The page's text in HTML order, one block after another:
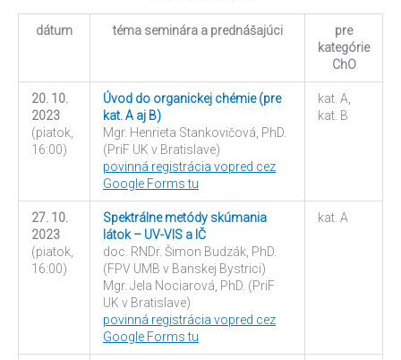
dátum téma seminára a prednášajúci
pre
kategórie
ChO
20. 10.
2023
(piatok,
16:00)
Úvod do organickej chémie (pre
kat. A aj B)
Mgr. Henrieta Stankovičová, PhD.
(PriF UK v Bratislave)
povinná registrácia vopred cez
Google Forms tu
kat. A,
kat. B
27. 10.
2023
(piatok,
16:00)
Spektrálne metódy skúmania
látok – UV-VIS a IČ
doc. RNDr. Šimon Budzák, PhD.
(FPV UMB v Banskej Bystrici)
Mgr. Jela Nociarová, PhD. (PriF
UK v Bratislave)
povinná registrácia vopred cez
Google Forms tu
kat. A